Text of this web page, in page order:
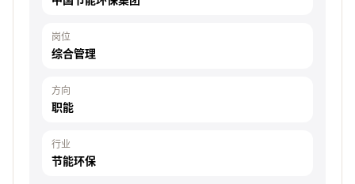
岗位
综合管理
方向
职能
行业
节能环保